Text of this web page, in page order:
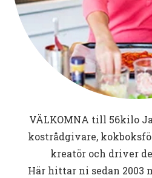
VÄLKOMNA till 56kilo
kostrådgivare,
kreatör och driver
Här hittar ni sedan 2003